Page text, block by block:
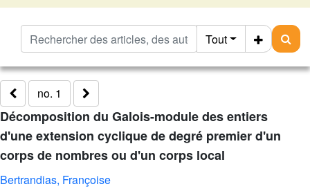
Tout
no. 1
Décomposition du Galois-module des entiers
d'une extension cyclique de degré premier d'un
corps de nombres ou d'un corps local
Bertrandias, Françoise